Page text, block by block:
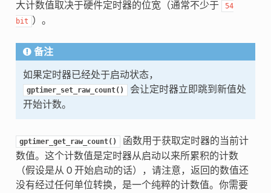
大计数值取决于硬件定时器的位宽（通常不少于
54
bit
）。
备注
如果定时器已经处于启动状态，
gptimer_set_raw_count()
会让定时器立即跳到新值处
开始计数。
gptimer_get_raw_count()
函数用于获取定时器的当前计
数值。这个计数值是定时器从启动以来所累积的计数
（假设是从 0 开始启动的话），请注意，返回的数值还
没有经过任何单位转换，是一个纯粹的计数值。你需要